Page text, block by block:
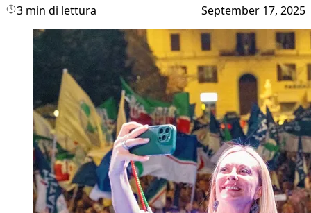
3 min di lettura September 17, 2025